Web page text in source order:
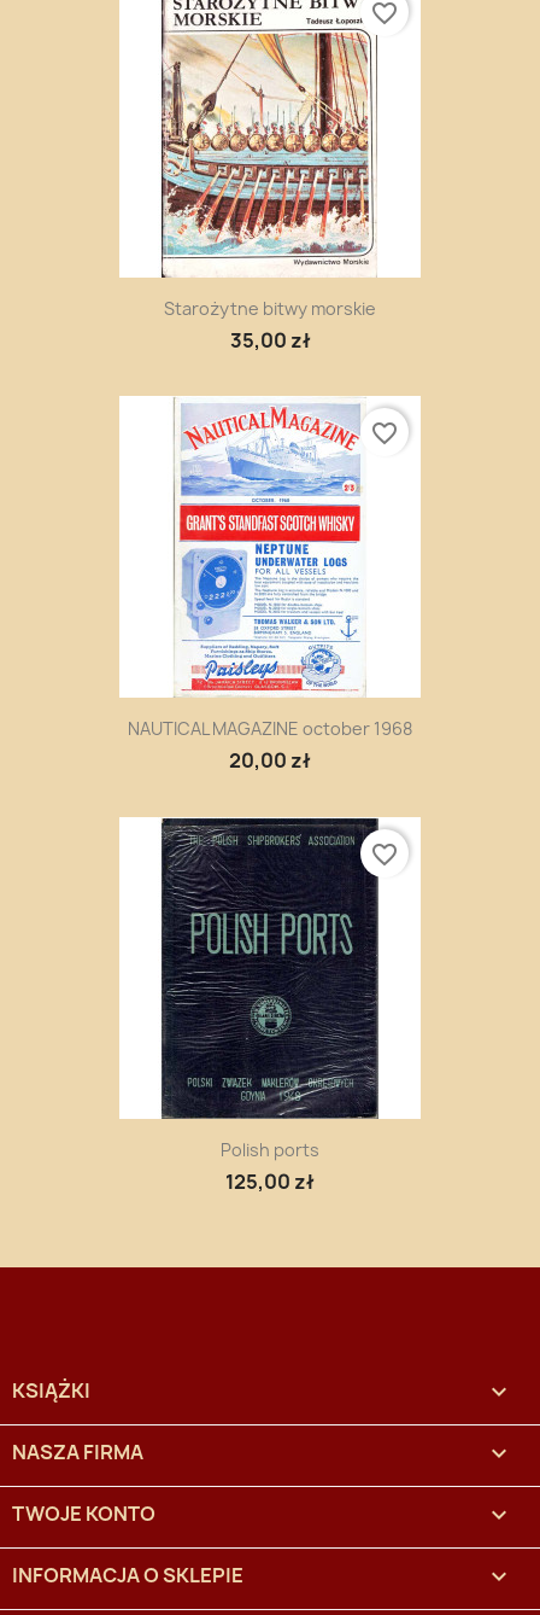
Starożytne bitwy morskie
35,00 zł
favorite_border
NAUTICAL MAGAZINE october 1968
20,00 zł
favorite_border
Polish ports
125,00 zł
favorite_border
KSIĄŻKI 
NASZA FIRMA 
TWOJE KONTO 
INFORMACJA O SKLEPIE keyboard_arrow_down